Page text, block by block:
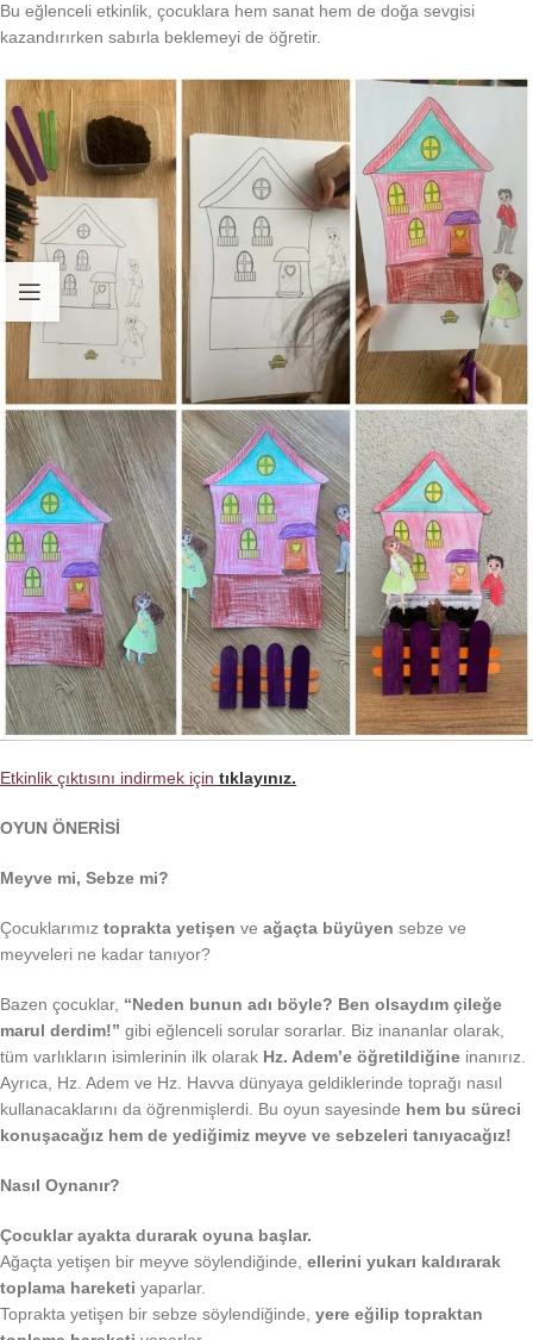
Bu eğlenceli etkinlik, çocuklara hem sanat hem de doğa sevgisi
kazandırırken sabırla beklemeyi de öğretir.
Etkinlik çıktısını indirmek için tıklayınız.
OYUN ÖNERİSİ
Meyve mi, Sebze mi?
Çocuklarımız toprakta yetişen ve ağaçta büyüyen sebze ve
meyveleri ne kadar tanıyor?
Bazen çocuklar, “Neden bunun adı böyle? Ben olsaydım çileğe
marul derdim!” gibi eğlenceli sorular sorarlar. Biz inananlar olarak,
tüm varlıkların isimlerinin ilk olarak Hz. Adem’e öğretildiğine inanırız.
Ayrıca, Hz. Adem ve Hz. Havva dünyaya geldiklerinde toprağı nasıl
kullanacaklarını da öğrenmişlerdi. Bu oyun sayesinde hem bu süreci
konuşacağız hem de yediğimiz meyve ve sebzeleri tanıyacağız!
Nasıl Oynanır?
Çocuklar ayakta durarak oyuna başlar.
Ağaçta yetişen bir meyve söylendiğinde, ellerini yukarı kaldırarak
toplama hareketi yaparlar.
Toprakta yetişen bir sebze söylendiğinde, yere eğilip topraktan